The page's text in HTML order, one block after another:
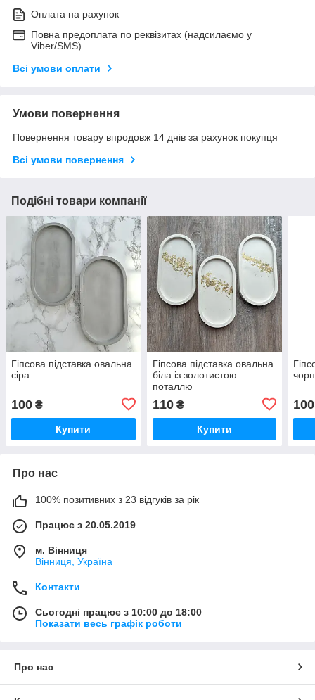
Оплата на рахунок
Повна предоплата по реквізитах (надсилаємо у
Viber/SMS)
Всі умови оплати
Умови повернення
Повернення товару впродовж 14 днів за рахунок покупця
Всі умови повернення
Подібні товари компанії
Гіпсова підставка овальна
сіра
100 ₴
Купити
Гіпсова підставка овальна
біла із золотистою
поталлю
110₴
Купити
100
Про нас
100% позитивних з 23 відгуків за рік
Працює з 20.05.2019
м. Вінниця
Вінниця, Україна
Контакти
Сьогодні працює з 10:00 до 18:00
Показати весь графік роботи
Про нас